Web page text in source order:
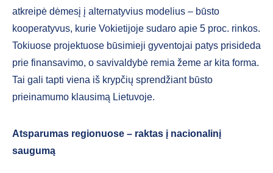
atkreipė dėmesį į alternatyvius modelius – būsto
kooperatyvus, kurie Vokietijoje sudaro apie 5 proc. rinkos.
Tokiuose projektuose būsimieji gyventojai patys prisideda
prie finansavimo, o savivaldybė remia žeme ar kita forma.
Tai gali tapti viena iš krypčių sprendžiant būsto
prieinamumo klausimą Lietuvoje.
Atsparumas regionuose – raktas į nacionalinį
saugumą